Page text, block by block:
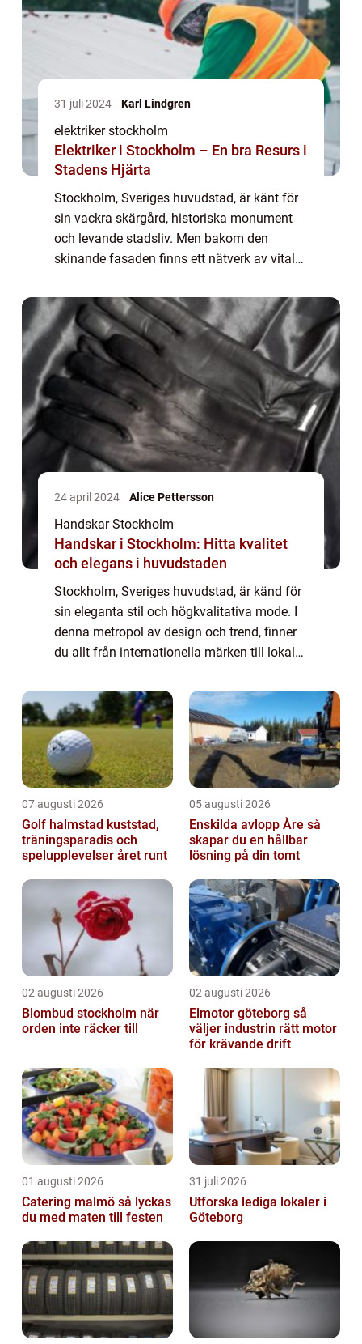
31 juli 2024 Karl Lindgren
elektriker stockholm
Elektriker i Stockholm – En bra Resurs i
Stadens Hjärta
Stockholm, Sveriges huvudstad, är känt för
sin vackra skärgård, historiska monument
och levande stadsliv. Men bakom den
skinande fasaden finns ett nätverk av vital
24 april 2024 Alice Pettersson
Handskar Stockholm
Handskar i Stockholm: Hitta kvalitet
och elegans i huvudstaden
Stockholm, Sveriges huvudstad, är känd för
sin eleganta stil och högkvalitativa mode. I
denna metropol av design och trend, finner
du allt från internationella märken till lokala
07 augusti 2026
Golf halmstad kuststad,
träningsparadis och
spelupplevelser året runt
05 augusti 2026
Enskilda avlopp Åre så
skapar du en hållbar
lösning på din tomt
02 augusti 2026
Blombud stockholm när
orden inte räcker till
02 augusti 2026
Elmotor göteborg så
väljer industrin rätt motor
för krävande drift
01 augusti 2026
Catering malmö så lyckas
du med maten till festen
31 juli 2026
Utforska lediga lokaler i
Göteborg